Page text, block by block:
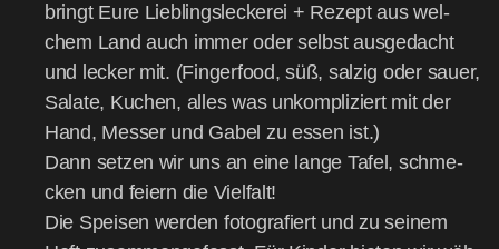
bringt Eure Lieb­lings­le­cke­rei + Rezept aus wel­
chem Land auch immer oder selbst aus­ge­dacht
und lecker mit. (Fin­ger­food, süß, sal­zig oder sau­er,
Sala­te, Kuchen, alles was unkom­pli­ziert mit der
Hand, Mes­ser und Gabel zu essen ist.)
Dann set­zen wir uns an eine lan­ge Tafel, schme­
cken und fei­ern die Viel­falt!
Die Spei­sen wer­den foto­gra­fiert und zu sei­nem